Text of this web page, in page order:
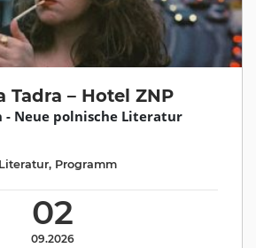
Tadra – Hotel ZNP
- Neue polnische Literatur
02
09.2026
Literatur, Programm